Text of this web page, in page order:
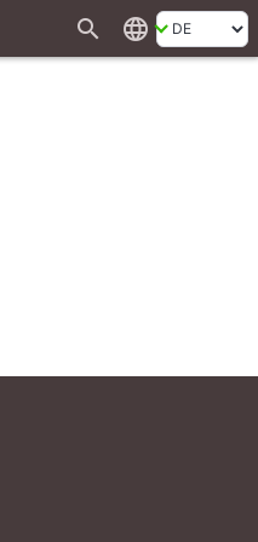
search language